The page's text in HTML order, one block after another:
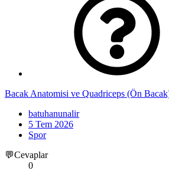
Bacak Anatomisi ve Quadriceps (Ön
batuhanunalir
5 Tem 2026
Spor
💬Cevaplar
0